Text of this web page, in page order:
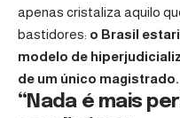
apenas cristaliza aquilo
bastidores: o Brasil
modelo de
de um único magistrado.
“Nada é mais